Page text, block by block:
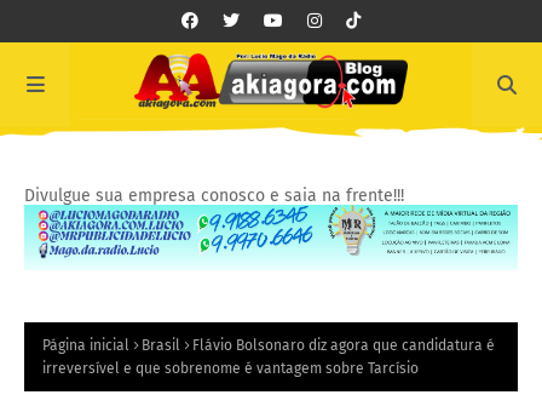
Divulgue sua empresa conosco e saia na frente!!!
Página inicial Brasil
Flávio Bolsonaro diz agora que candidatura é
irreversível e que sobrenome é vantagem sobre Tarcísio